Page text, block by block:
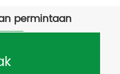
permintaan